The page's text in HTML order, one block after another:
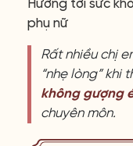
Hướng tới sức
phụ nữ
Rất nhiều chị
“nhẹ lòng” khi
không gượng
chuyên môn.